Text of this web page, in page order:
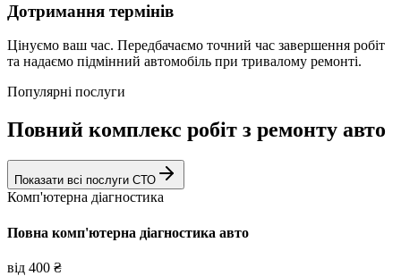
Дотримання термінів
Цінуємо ваш час. Передбачаємо точний час завершення робіт
та надаємо підмінний автомобіль при тривалому ремонті.
Популярні послуги
Повний комплекс робіт з ремонту авто
Показати всі послуги СТО
Комп'ютерна діагностика
Повна комп'ютерна діагностика авто
від 400 ₴